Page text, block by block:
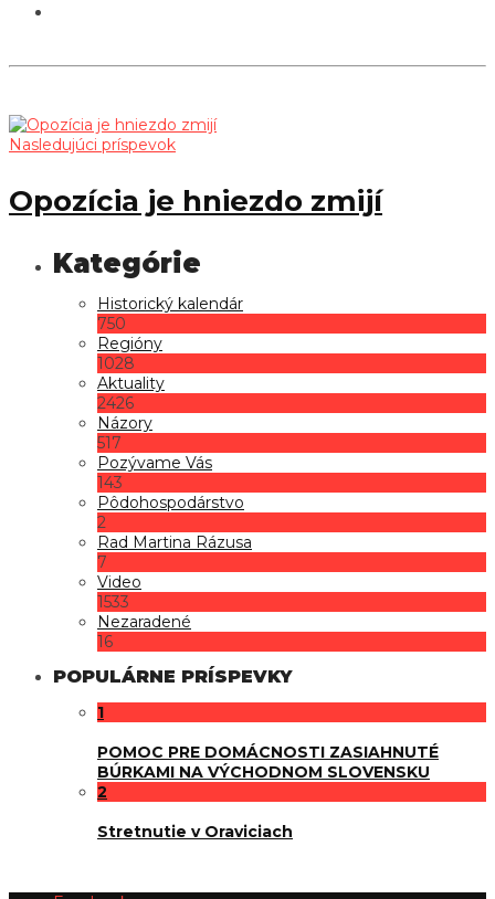
Nasledujúci príspevok
Opozícia je hniezdo zmijí
Historický kalendár
750
Regióny
1028
Aktuality
2426
Názory
517
Pozývame Vás
143
Pôdohospodárstvo
2
Rad Martina Rázusa
7
Video
1533
Nezaradené
16
POPULÁRNE PRÍSPEVKY
1
POMOC PRE DOMÁCNOSTI ZASIAHNUTÉ
BÚRKAMI NA VÝCHODNOM SLOVENSKU
2
Stretnutie v Oraviciach